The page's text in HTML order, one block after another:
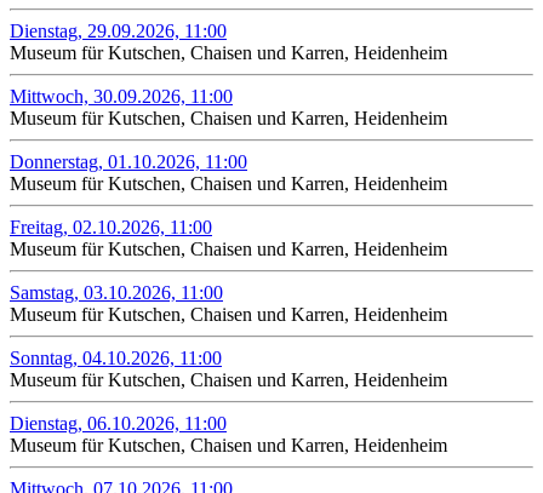
Dienstag, 29.09.2026, 11:00
Museum für Kutschen, Chaisen und Karren, Heidenheim
Mittwoch, 30.09.2026, 11:00
Museum für Kutschen, Chaisen und Karren, Heidenheim
Donnerstag, 01.10.2026, 11:00
Museum für Kutschen, Chaisen und Karren, Heidenheim
Freitag, 02.10.2026, 11:00
Museum für Kutschen, Chaisen und Karren, Heidenheim
Samstag, 03.10.2026, 11:00
Museum für Kutschen, Chaisen und Karren, Heidenheim
Sonntag, 04.10.2026, 11:00
Museum für Kutschen, Chaisen und Karren, Heidenheim
Dienstag, 06.10.2026, 11:00
Museum für Kutschen, Chaisen und Karren, Heidenheim